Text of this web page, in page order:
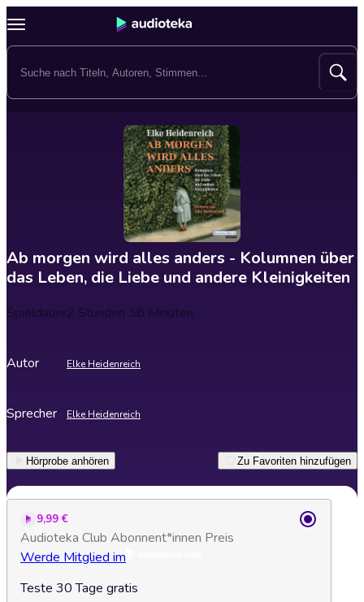
Ab morgen wird alles anders - Kolumnen über
das Leben, die Liebe und andere Kleinigkeiten
Spieldauer2 Stunden 38 Minuten
Autor Elke Heidenreich
Sprecher Elke Heidenreich
Hörprobe anhören Zu Favoriten hinzufügen
9,99 €
Audioteka Club Abonnent*innen Preis
Werde Mitglied im
Teste 30 Tage gratis